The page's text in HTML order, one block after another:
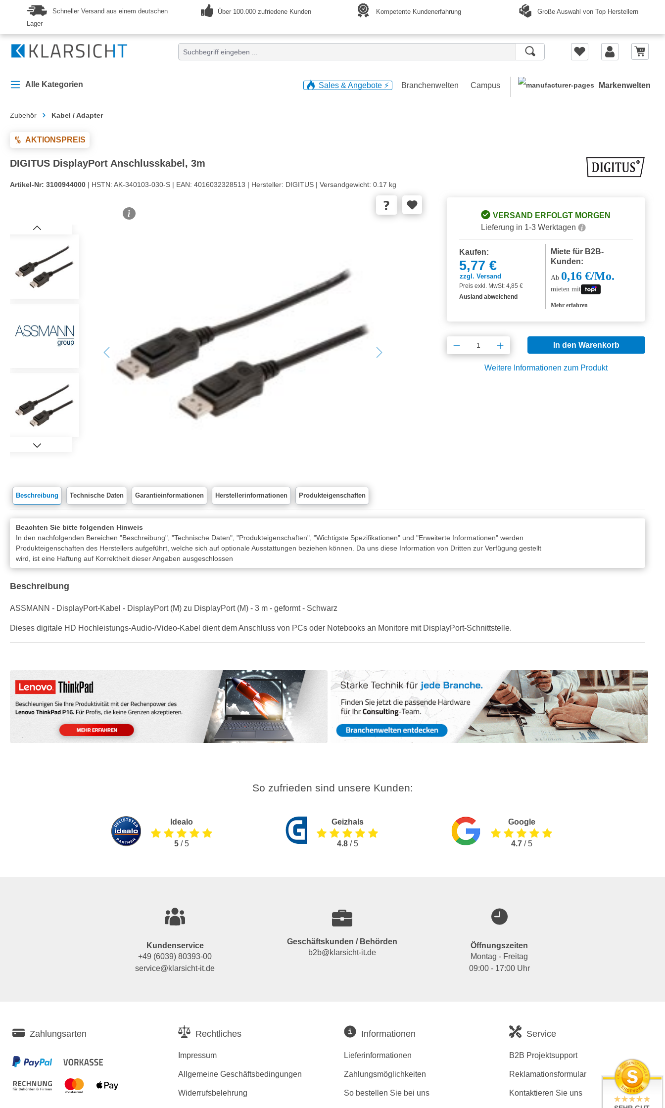
Zur Hauptnavigation springen
Schneller Versand aus einem deutschen
Lager
Über 100.000 zufriedene Kunden Kompetente Kundenerfahrung Große Auswahl von Top Herstellern
Alle Kategorien Sales & Angebote ⚡️ Branchenwelten Campus Markenwelten
Zubehör Kabel / Adapter
AKTIONSPREIS
DIGITUS DisplayPort Anschlusskabel, 3m
Artikel-Nr: 3100944000 | HSTN: AK-340103-030-S | EAN: 4016032328513 | Hersteller: DIGITUS | Versandgewicht: 0.17 kg
Bildergalerie überspringen
VERSAND ERFOLGT MORGEN
Lieferung in 1-3 Werktagen
Kaufen:
5,77 €
zzgl. Versand
Preis exkl. MwSt: 4,85 €
Ausland abweichend
Miete für B2B-
Kunden:
Ab 0,16 €/Mo.
mieten mit
Mehr erfahren
Produkt Anzahl: Gib den gewünschten
In den Warenkorb
Weitere Informationen zum Produkt
Beschreibung Technische Daten Garantieinformationen Herstellerinformationen Produkteigenschaften
Beachten Sie bitte folgenden Hinweis
In den nachfolgenden Bereichen "Beschreibung", "Technische Daten", "Produkteigenschaften", "Wichtigste Spezifikationen" und "Erweiterte Informationen" werden
Produkteigenschaften des Herstellers aufgeführt, welche sich auf optionale Ausstattungen beziehen können. Da uns diese Information von Dritten zur Verfügung gestellt
wird, ist eine Haftung auf Korrektheit dieser Angaben ausgeschlossen
Beschreibung
ASSMANN - DisplayPort-Kabel - DisplayPort (M) zu DisplayPort (M) - 3 m - geformt - Schwarz
Dieses digitale HD Hochleistungs-Audio-/Video-Kabel dient dem Anschluss von PCs oder Notebooks an Monitore mit DisplayPort-Schnittstelle.
So zufrieden sind unsere Kunden:
Idealo
5/ 5
Geizhals
4.8/ 5
Google
4.7/ 5
Kundenservice
+49 (6039) 80393-00
service@klarsicht-it.de
Geschäftskunden / Behörden
b2b@klarsicht-it.de
Öffnungszeiten
Montag - Freitag
09:00 - 17:00 Uhr
Zahlungsarten Rechtliches
Impressum
Allgemeine Geschäftsbedingungen
Widerrufsbelehrung
Informationen
Lieferinformationen
Zahlungsmöglichkeiten
So bestellen Sie bei uns
Service
B2B Projektsupport
Reklamationsformular
Kontaktieren Sie uns